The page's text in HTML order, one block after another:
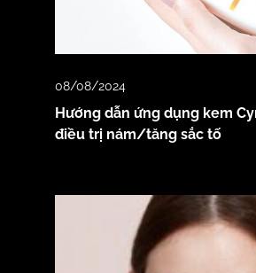
08/08/2024
Hướng dẫn ứng dụng kem
điều trị nám/tăng sắc tố